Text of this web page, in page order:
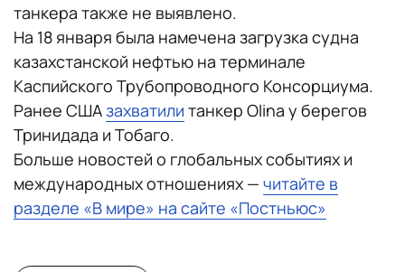
танкера также не выявлено.
На 18 января была намечена загрузка судна
казахстанской нефтью на терминале
Каспийского Трубопроводного Консорциума.
Ранее СШАзахватили танкер Olina у берегов
Тринидада и Тобаго.
Больше новостей о глобальных событиях и
международных отношениях — читайте в
разделе «В мире» на сайте «Постньюс»